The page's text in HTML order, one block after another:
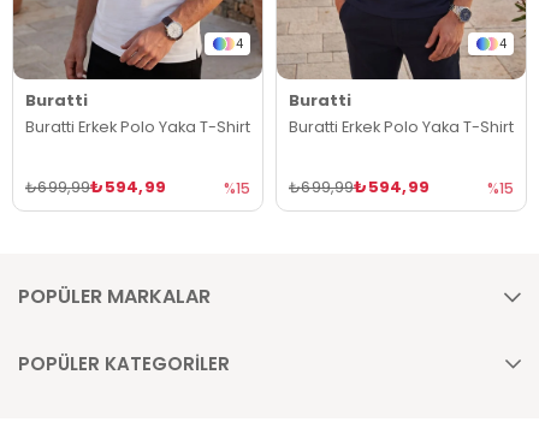
4
Buratti
Buratti Erkek Polo Yaka T-Shirt
₺594,99
₺699,99 %15
4
Buratti
Buratti Erkek Polo Yaka T-Shirt
₺594,99
₺699,99 %15
POPÜLER MARKALAR
POPÜLER KATEGORİLER